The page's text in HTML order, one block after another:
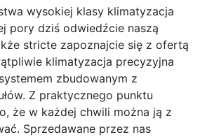
wysokiej klasy klimatyzacja
pory dziś odwiedźcie naszą
stricte zapoznajcie się z ofertą
klimatyzacja precyzyjna
zbudowanym z
Z praktycznego punktu
że w każdej chwili można ją z
Sprzedawane przez nas